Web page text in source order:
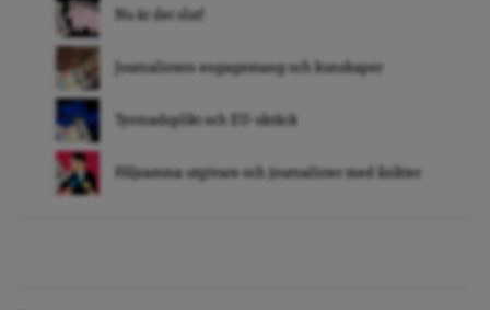
Nu är det slut!
Journalisters engagemang och kunskaper
Tystnadsplikt och EU-skräck
Följsamma utgivare och journalister med åsikter